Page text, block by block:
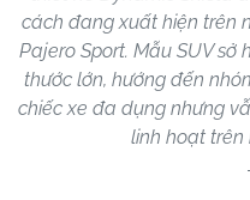
cách đang xuất hiện trên
Pajero Sport. Mẫu SUV sở
thước lớn, hướng đến
chiếc xe đa dụng nhưng
linh hoạt trên